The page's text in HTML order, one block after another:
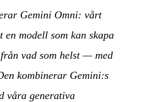
Gemini Omni: vårt
en modell som kan skapa
vad som helst — med
kombinerar Gemini:s
våra generativa